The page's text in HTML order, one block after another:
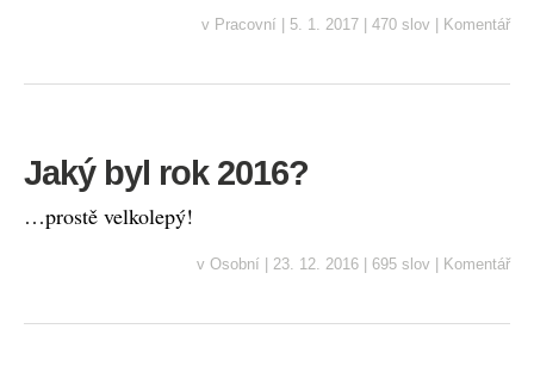
v Pracovní 5. 1. 2017 470 slov Komentář
Jaký byl rok 2016?
…prostě velkolepý!
v Osobní 23. 12. 2016 695 slov Komentář